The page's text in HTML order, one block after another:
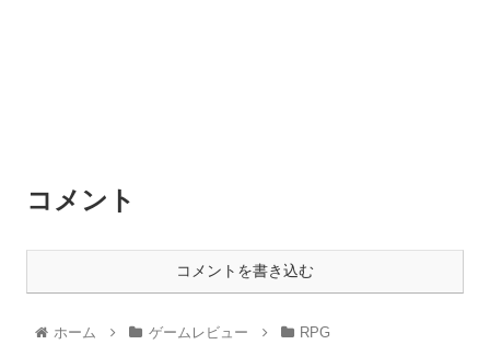
コメント
コメントを書き込む
ホーム ゲームレビュー RPG